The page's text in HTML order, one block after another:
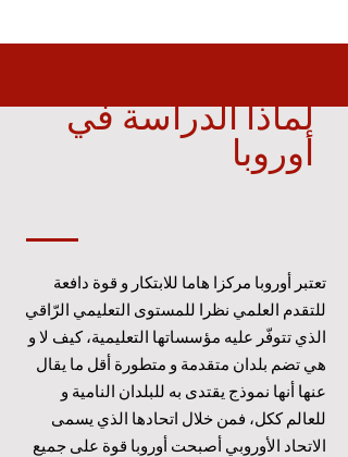
لماذا الدراسة في
أوروبا
تعتبر أوروبا مركزا هاما للابتكار و قوة دافعة
للتقدم العلمي نظرا للمستوى التعليمي الرّاقي
الذي تتوفّر عليه مؤسساتها التعليمية، كيف لا و
هي تضم بلدان متقدمة و متطورة أقل ما يقال
عنها أنها نموذج يقتدى به للبلدان النامية و
للعالم ككل، فمن خلال اتحادها الذي يسمى
الاتحاد الأوروبي أصبحت أوروبا قوة على جميع